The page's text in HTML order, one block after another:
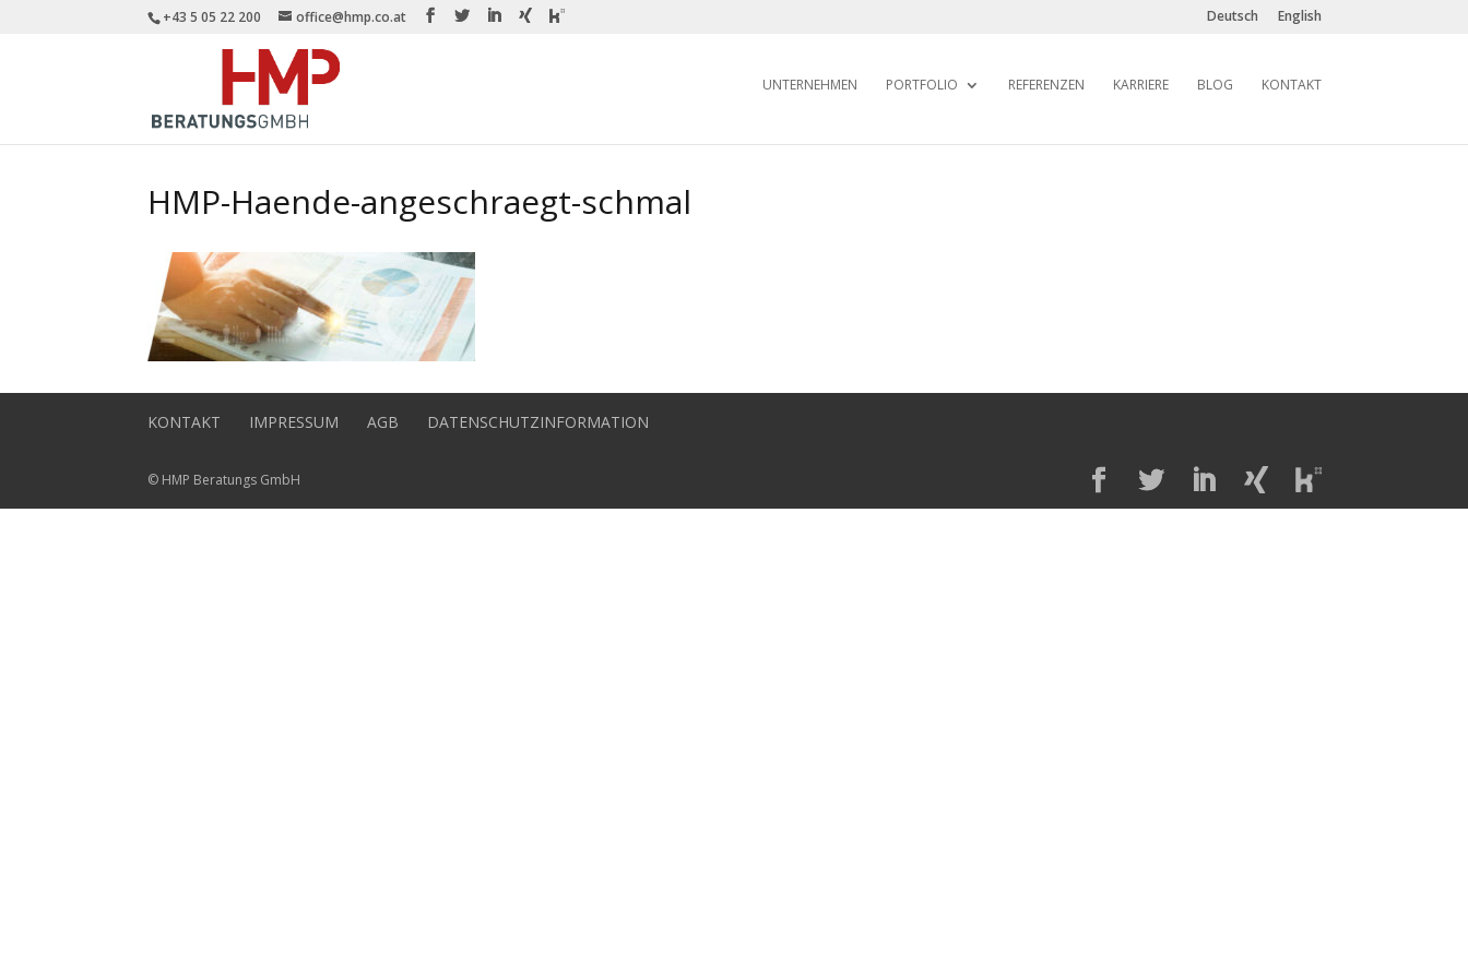
+43 5 05 22 200 office@hmp.co.at Deutsch English
UNTERNEHMEN PORTFOLIO REFERENZEN KARRIERE BLOG KONTAKT
HMP-Haende-angeschraegt-schmal
KONTAKT IMPRESSUM AGB DATENSCHUTZINFORMATION
© HMP Beratungs GmbH